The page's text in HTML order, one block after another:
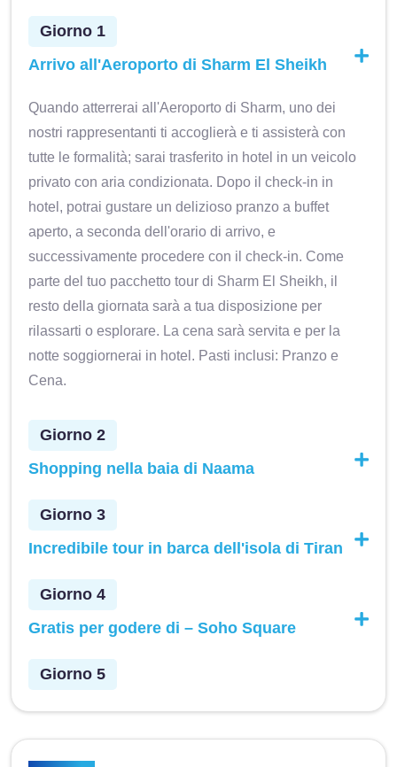
Giorno 1
Arrivo all'Aeroporto di Sharm El Sheikh
Quando atterrerai all'Aeroporto di Sharm, uno dei
nostri rappresentanti ti accoglierà e ti assisterà con
tutte le formalità; sarai trasferito in hotel in un veicolo
privato con aria condizionata. Dopo il check-in in
hotel, potrai gustare un delizioso pranzo a buffet
aperto, a seconda dell'orario di arrivo, e
successivamente procedere con il check-in. Come
parte del tuo pacchetto tour di Sharm El Sheikh, il
resto della giornata sarà a tua disposizione per
rilassarti o esplorare. La cena sarà servita e per la
notte soggiornerai in hotel. Pasti inclusi: Pranzo e
Cena.
Giorno 2
Shopping nella baia di Naama
Giorno 3
Incredibile tour in barca dell'isola di Tiran
Giorno 4
Gratis per godere di – Soho Square
Giorno 5